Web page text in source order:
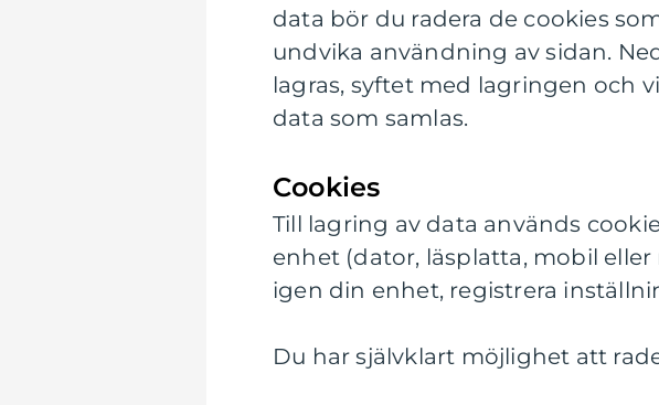
data bör du radera de cookies
undvika användning av sidan.
lagras, syftet med lagringen och
data som samlas.
Cookies
Till lagring av data används
enhet (dator, läsplatta, mobil
igen din enhet, registrera
Du har självklart möjlighet att